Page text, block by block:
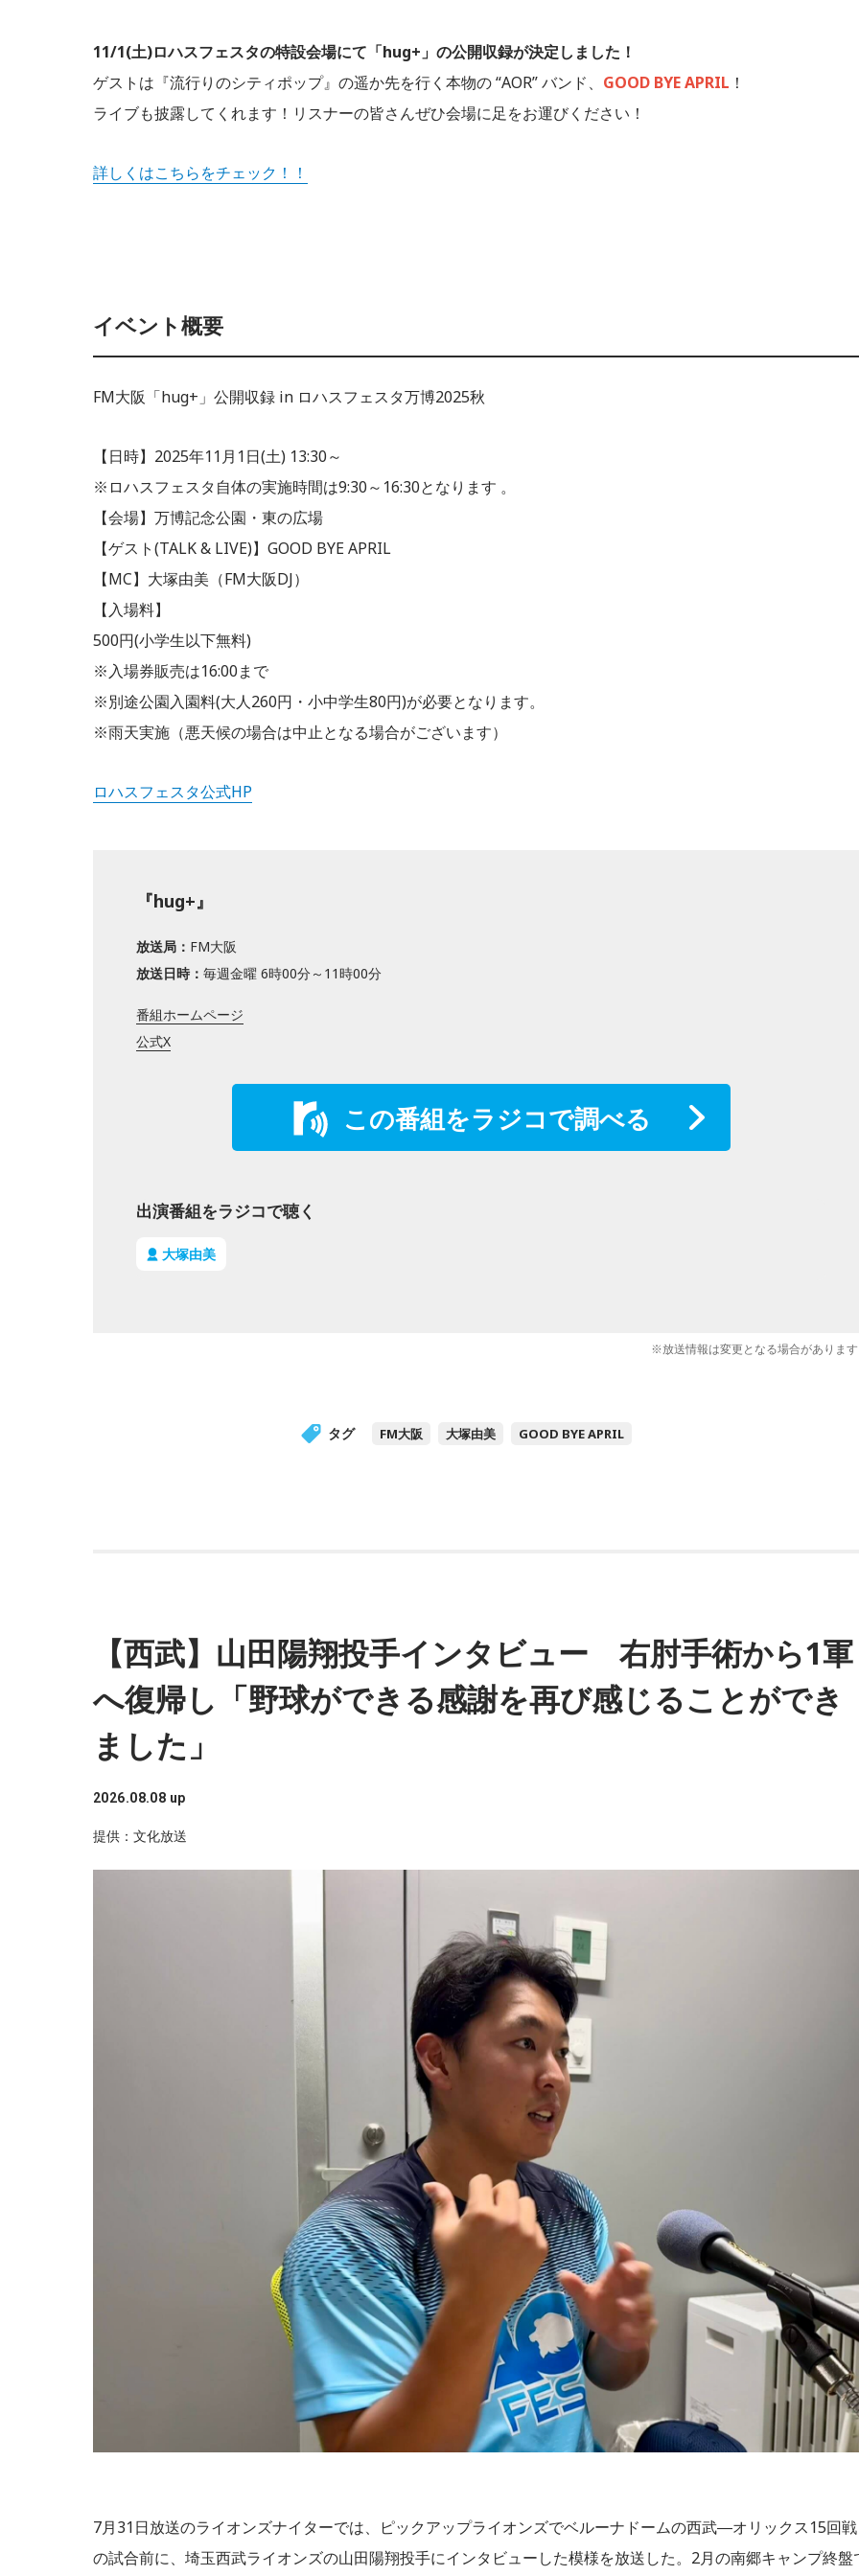
11/1(土)ロハスフェスタの特設会場にて「hug+」の公開収録が決定しました！
ゲストは『流行りのシティポップ』の遥か先を行く本物の “AOR” バンド、 GOOD BYE APRIL ！
ライブも披露してくれます！リスナーの皆さんぜひ会場に足をお運びください！
詳しくはこちらをチェック！！
イベント概要
FM大阪「hug+」公開収録 in ロハスフェスタ万博2025秋
【日時】2025年11月1日(土) 13:30～
※ロハスフェスタ自体の実施時間は9:30～16:30となります 。
【会場】万博記念公園・東の広場
【ゲスト(TALK & LIVE)】GOOD BYE APRIL
【MC】大塚由美（FM大阪DJ）
【入場料】
500円(小学生以下無料)
※入場券販売は16:00まで
※別途公園入園料(大人260円・小中学生80円)が必要となります。
※雨天実施（悪天候の場合は中止となる場合がございます）
ロハスフェスタ公式HP
『hug+』
放送局： FM大阪
放送日時： 毎週金曜 6時00分～11時00分
番組ホームページ
公式X
この番組をラジコで調べる
出演番組をラジコで聴く
大塚由美
※放送情報は変更となる場合がありま
タグ FM大阪 大塚由美 GOOD BYE APRIL
【西武】山田陽翔投手インタビュー 右肘手術から1軍
へ復帰し「野球ができる感謝を再び感じることができ
ました」
2026.08.08 up
提供：文化放送
7月31日放送のライオンズナイターでは、ピックアップライオンズでベルーナドームの西武―オリックス15回戦
の試合前に、埼玉西武ライオンズの山田陽翔投手にインタビューした模様を放送した。2月の南郷キャンプ終盤